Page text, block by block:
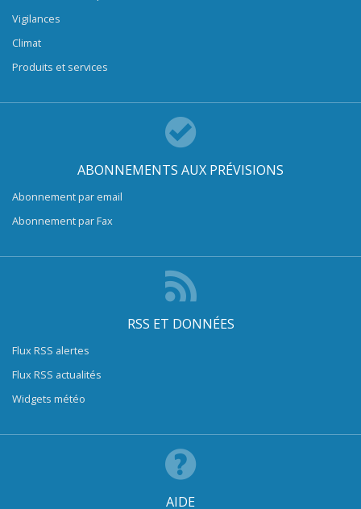
Vigilances
Climat
Produits et services
ABONNEMENTS AUX PRÉVISIONS
Abonnement par email
Abonnement par Fax
RSS ET DONNÉES
Flux RSS alertes
Flux RSS actualités
Widgets météo
AIDE